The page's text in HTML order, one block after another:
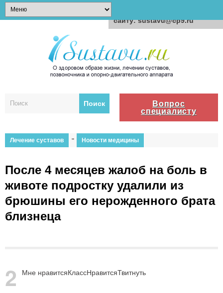
Вопрос
специалисту
Лечение суставов " Новости медицины
После 4 месяцев жалоб на боль в
животе подростку удалили из
брюшины его нерожденного брата
близнеца
2 Мне нравитсяКлассНравитсяТвитнуть
сайту: sustavu@cp9.ru